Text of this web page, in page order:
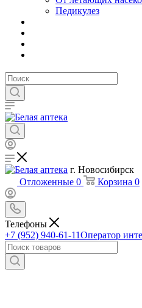
Педикулез
г. Новосибирск
Отложенные 0 Корзина 0
Телефоны
+7 (952) 940-61-11Оператор